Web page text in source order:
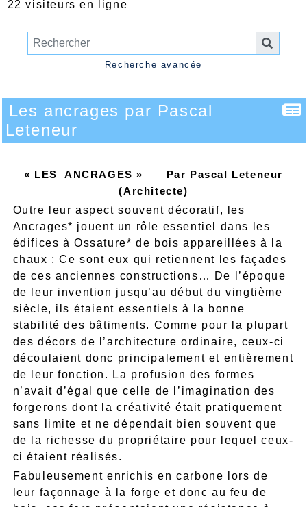
22 visiteurs en ligne
Recherche avancée
Les ancrages par Pascal
Leteneur
« LES ANCRAGES » Par Pascal Leteneur
(Architecte)
Outre leur aspect souvent décoratif, les
Ancrages* jouent un rôle essentiel dans les
édifices à Ossature* de bois appareillées à la
chaux ; Ce sont eux qui retiennent les façades
de ces anciennes constructions… De l’époque
de leur invention jusqu’au début du vingtième
siècle, ils étaient essentiels à la bonne
stabilité des bâtiments. Comme pour la plupart
des décors de l’architecture ordinaire, ceux-ci
découlaient donc principalement et entièrement
de leur fonction. La profusion des formes
n’avait d’égal que celle de l’imagination des
forgerons dont la créativité était pratiquement
sans limite et ne dépendait bien souvent que
de la richesse du propriétaire pour lequel ceux-
ci étaient réalisés.
Fabuleusement enrichis en carbone lors de
leur façonnage à la forge et donc au feu de